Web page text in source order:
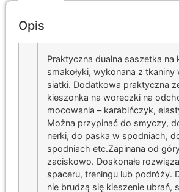
Opis
Praktyczna dualna saszetka na
smakołyki, wykonana z
siatki. Dodatkowa praktyczna
kieszonka na woreczki na
mocowania – karabińczyk,
Można przypinać do smyczy,
nerki, do paska w spodniach,
spodniach etc.Zapinana od
zaciskowo. Doskonałe
spaceru, treningu lub podróży.
nie brudzą się kieszenie ubrań,